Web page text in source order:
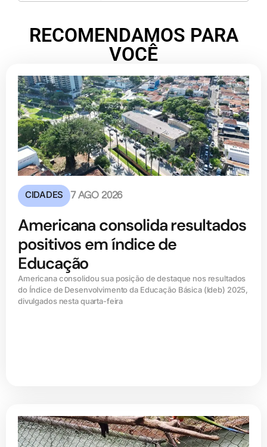
RECOMENDAMOS PARA
VOCÊ
CIDADES 7 AGO 2026
Americana consolida resultados
positivos em índice de
Educação
Americana consolidou sua posição de destaque nos resultados
do Índice de Desenvolvimento da Educação Básica (ldeb) 2025,
divulgados nesta quarta-feira